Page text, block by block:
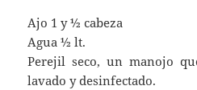
Ajo 1 y ½ cabeza
Agua ½ lt.
Perejil seco, un manojo
lavado y desinfectado.